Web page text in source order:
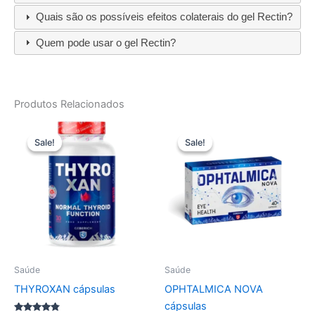
Quais são os possíveis efeitos colaterais do gel Rectin?
Quem pode usar o gel Rectin?
Produtos Relacionados
Sale!
Sale!
Saúde
THYROXAN cápsulas
Sale!
Sale!
Saúde
OPHTALMICA NOVA
cápsulas